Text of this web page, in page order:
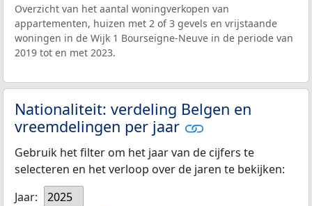
Overzicht van het aantal woningverkopen van
appartementen, huizen met 2 of 3 gevels en vrijstaande
woningen in de Wijk 1 Bourseigne-Neuve in de periode van
2019 tot en met 2023.
Nationaliteit: verdeling Belgen en
vreemdelingen per jaar
Gebruik het filter om het jaar van de cijfers te
selecteren en het verloop over de jaren te bekijken:
Jaar:
2025